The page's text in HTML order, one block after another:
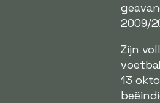
2009/
Zijn
13